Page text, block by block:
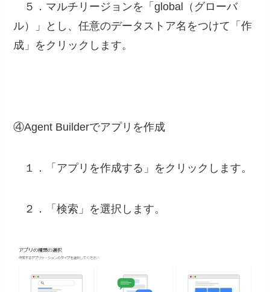
５．マルチリージョンを「global（グローバ
ル）」とし、任意のデータストア名をつけて「作
成」をクリックします。
④Agent Builderでアプリを作成
１．「アプリを作成する」をクリックします。
２．「検索」を選択します。